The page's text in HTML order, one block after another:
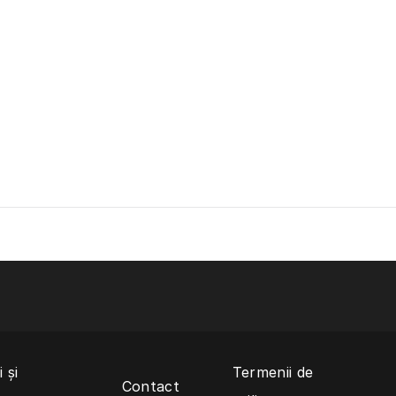
și
Contact
Termenii de